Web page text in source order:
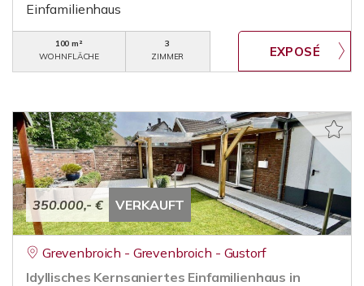
Einfamilienhaus
100 m²
WOHNFLÄCHE
3
ZIMMER
350.000,- € VERKAUFT
Grevenbroich - Grevenbroich - Gustorf
Idyllisches Kernsaniertes Einfamilienhaus in